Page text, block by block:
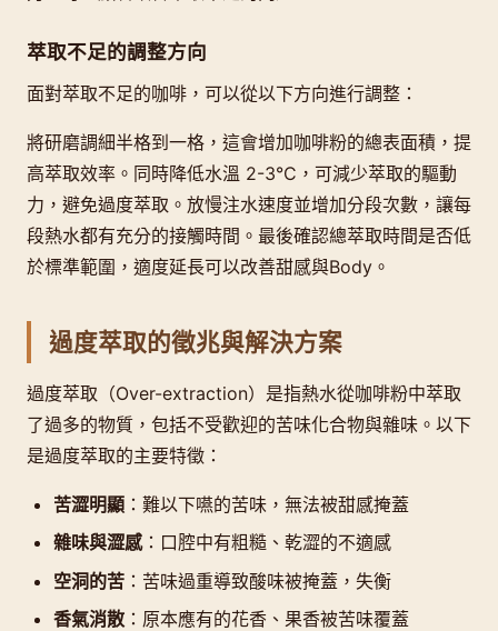
萃取不足的調整方向
面對萃取不足的咖啡，可以從以下方向進行調整：
將研磨調細半格到一格，這會增加咖啡粉的總表面積，提
高萃取效率。同時降低水溫 2-3°C，可減少萃取的驅動
力，避免過度萃取。放慢注水速度並增加分段次數，讓每
段熱水都有充分的接觸時間。最後確認總萃取時間是否低
於標準範圍，適度延長可以改善甜感與Body。
過度萃取的徵兆與解決方案
過度萃取（Over-extraction）是指熱水從咖啡粉中萃取
了過多的物質，包括不受歡迎的苦味化合物與雜味。以下
是過度萃取的主要特徵：
苦澀明顯 ：難以下嚥的苦味，無法被甜感掩蓋
雜味與澀感：口腔中有粗糙、乾澀的不適感
空洞的苦 ：苦味過重導致酸味被掩蓋，失衡
香氣消散 ：原本應有的花香、果香被苦味覆蓋